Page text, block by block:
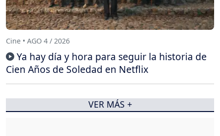
Cine • AGO 4 / 2026
Ya hay día y hora para seguir la historia de
Cien Años de Soledad en Netflix
VER MÁS +